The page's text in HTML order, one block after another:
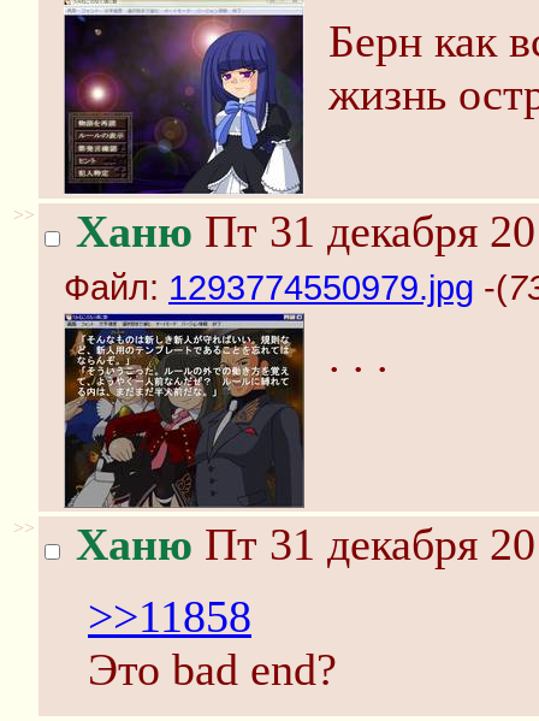
Берн как
жизнь
>> Ханю Пт 31 декабря
Файл: 1293774550979.jpg -(
. . .
>> Ханю Пт 31 декабря
>>11858
Это bad end?